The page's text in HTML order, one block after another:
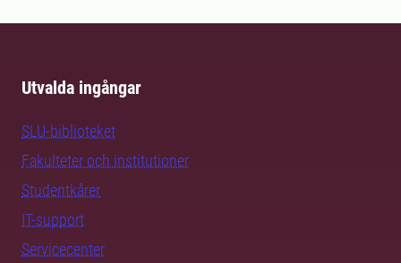
Utvalda ingångar
SLU-biblioteket
Fakulteter och institutioner
Studentkårer
IT-support
Servicecenter